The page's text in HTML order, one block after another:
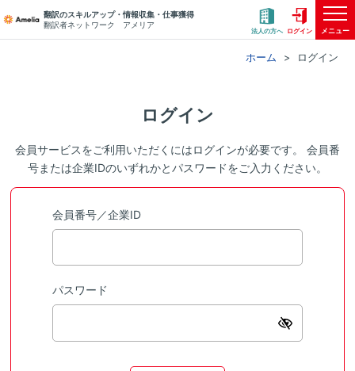
翻訳のスキルアップ・情報収集・仕事獲得
翻訳者ネットワーク アメリア
法人の方へ ログイン メニュー
ホーム ログイン
ログイン
会員サービスをご利用いただくにはログインが必要です。 会員番
号または企業IDのいずれかとパスワードをご入力ください。
会員番号／企業ID
パスワード